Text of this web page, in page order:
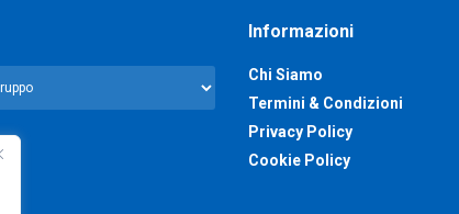
Informazioni
Chi Siamo
Termini & Condizioni
Privacy Policy
Cookie Policy